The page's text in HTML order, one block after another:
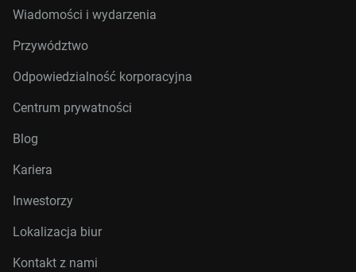
Wiadomości i wydarzenia
Przywództwo
Odpowiedzialność korporacyjna
Centrum prywatności
Blog
Kariera
Inwestorzy
Lokalizacja biur
Kontakt z nami